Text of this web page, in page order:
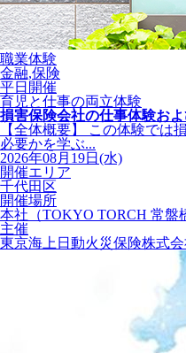
職業体験
金融,保険
平日開催
育児と仕事の両立体験
損害保険会社の仕事体験お
【全体概要】 この体験では
必要かを学ぶ...
2026年08月19日(水)
開催エリア
千代田区
開催場所
本社（TOKYO TORCH 常
主催
東京海上日動火災保険株式会